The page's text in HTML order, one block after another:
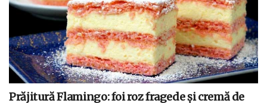
Prăjitură Flamingo: foi roz fragede și cremă de